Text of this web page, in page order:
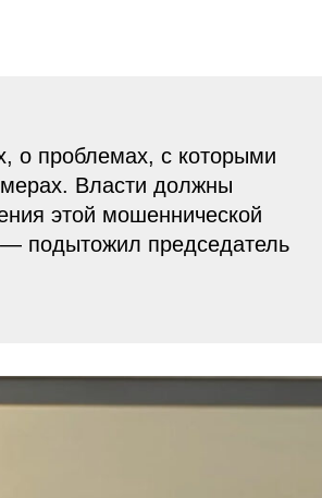
о проблемах, с которыми
Власти должны
этой мошеннической
подытожил председатель